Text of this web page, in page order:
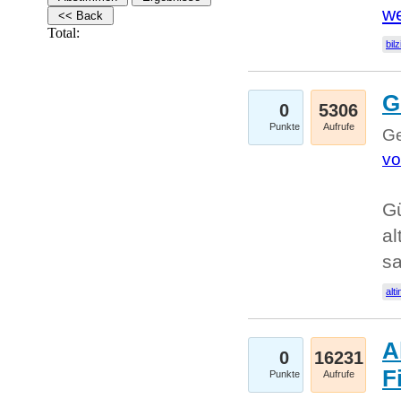
Total:
0
Punkte
5306
Aufrufe
0
Punkte
16231
Aufrufe